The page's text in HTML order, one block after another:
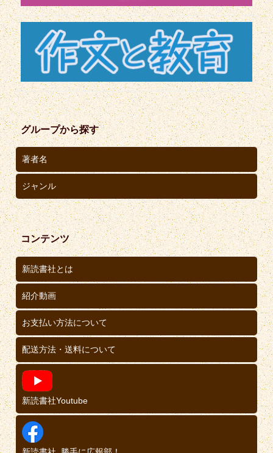
グループから探す
著者名
ジャンル
コンテンツ
新読書社とは
紹介動画
お支払い方法について
配送方法・送料について
新読書社Youtube